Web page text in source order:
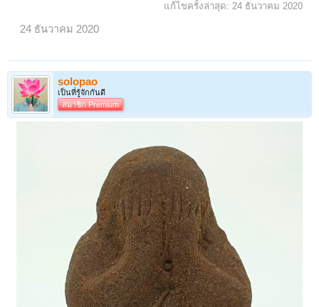
แก้ไขครั้งล่าสุด: 24 ธันวาคม 2020
24 ธันวาคม 2020
solopao
เป็นที่รู้จักกันดี
สมาชิก Premium